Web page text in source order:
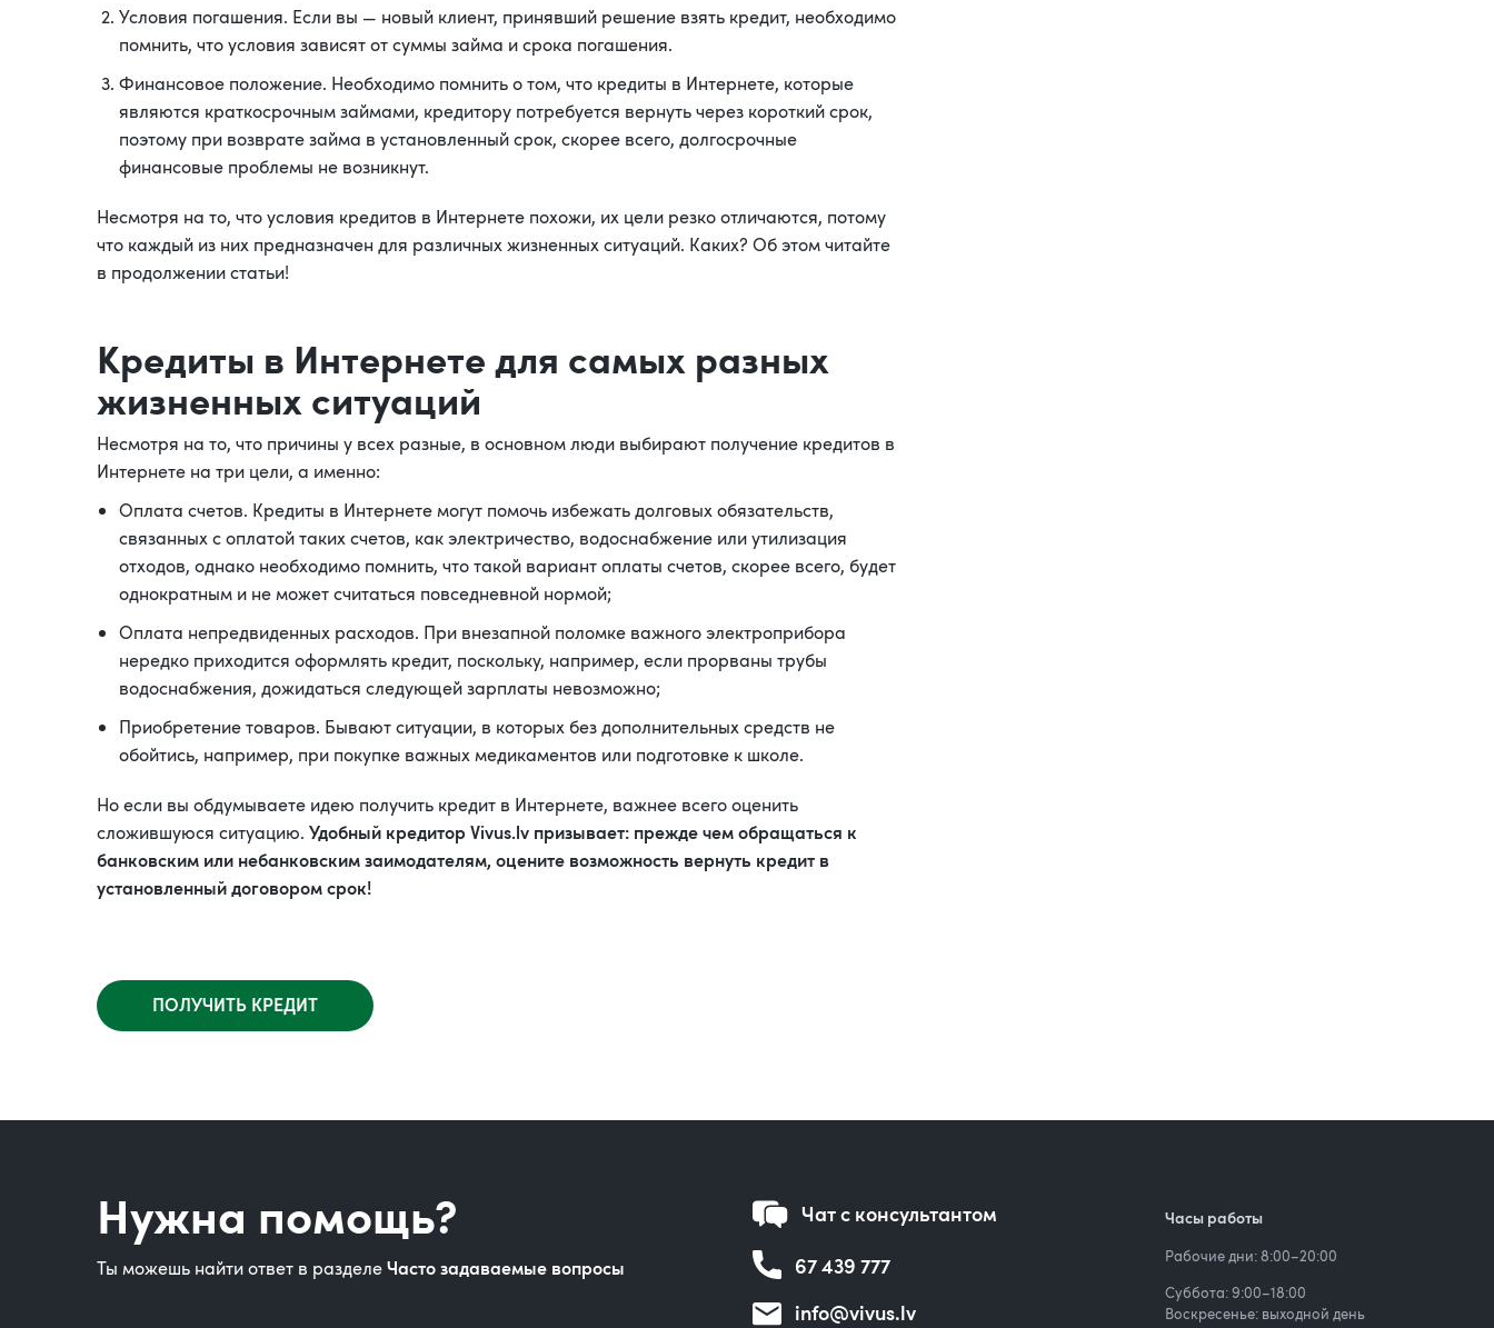
Условия погашения. Если вы — новый клиент, принявший решение взять кредит, необходимо
помнить, что условия зависят от суммы займа и срока погашения.
Финансовое положение. Необходимо помнить о том, что кредиты в Интернете, которые
являются краткосрочным займами, кредитору потребуется вернуть через короткий срок,
поэтому при возврате займа в установленный срок, скорее всего, долгосрочные
финансовые проблемы не возникнут.
Несмотря на то, что условия кредитов в Интернете похожи, их цели резко отличаются, потому
что каждый из них предназначен для различных жизненных ситуаций. Каких? Об этом читайте
в продолжении статьи!
Kредиты в Интернете для самых разных
жизненных ситуаций
Несмотря на то, что причины у всех разные, в основном люди выбирают получение кредитов в
Интернете на три цели, а именно:
Оплата счетов. Кредиты в Интернете могут помочь избежать долговых обязательств,
связанных с оплатой таких счетов, как электричество, водоснабжение или утилизация
отходов, однако необходимо помнить, что такой вариант оплаты счетов, скорее всего, будет
однократным и не может считаться повседневной нормой;
Оплата непредвиденных расходов. При внезапной поломке важного электроприбора
нередко приходится оформлять кредит, поскольку, например, если прорваны трубы
водоснабжения, дожидаться следующей зарплаты невозможно;
Приобретение товаров. Бывают ситуации, в которых без дополнительных средств не
обойтись, например, при покупке важных медикаментов или подготовке к школе.
Но если вы обдумываете идею получить кредит в Интернете, важнее всего оценить
сложившуюся ситуацию. Удобный кредитор Vivus.lv призывает: прежде чем обращаться к
банковским или небанковским заимодателям, оцените возможность вернуть кредит в
установленный договором срок!
ПОЛУЧИТЬ КРЕДИТ
Нужна помощь?
Ты можешь найти ответ в разделеЧасто задаваемые вопросы
Чат с консультантом
67 439 777
info@vivus.lv
Часы работы
Рабочие дни: 8:00–20:00
Суббота: 9:00–18:00
Воскресенье: выходной день